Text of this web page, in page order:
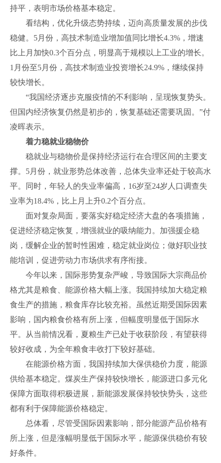
持平，表明市场价格基本稳定。
看结构，优化升级态势持续，迈向高质量发展的步伐
稳健。5月份，高技术制造业增加值同比增长4.3%，增速
比上月加快0.3个百分点，明显高于规模以上工业的增长。
1月份至5月份，高技术制造业投资增长24.9%，继续保持
较快增长。
“我国经济逐步克服疫情的不利影响，呈现恢复势头。
但国内经济恢复仍然是初步的，恢复基础还需要巩固。”付
凌晖表示。
着力稳就业稳物价
稳就业与稳物价是保持经济运行在合理区间的主要支
撑。5月份，就业形势总体改善，总体失业率还处于较高水
平。同时，年轻人的失业率偏高，16岁至24岁人口调查失
业率为18.4%，比上月上升0.2个百分点。
面对复杂局面，要落实好稳定经济大盘的各项措施，
促进经济稳定恢复，增强就业的吸纳能力。加强援企稳
岗，缓解企业的暂时性困难，稳定就业岗位；做好职业技
能培训，促进劳动力市场供求有序衔接。
今年以来，国际形势复杂严峻，导致国际大宗商品价
格尤其是粮食、能源价格大幅上涨。我国持续加大稳定粮
食生产的措施，粮食库存比较充裕。虽然近期受国际因素
影响，国内粮食价格有所上涨，但幅度明显低于国际水
平。从当前情况看，夏粮生产已处于收获阶段，有望获得
较好收成，为全年粮食丰收打下较好基础。
在能源价格方面，我国持续加大保供稳价力度，能源
供给基本稳定。煤炭生产保持较快增长，能源进口多元化
保障方面取得积极进展，新能源发展保持较快势头，这些
都有利于保障能源价格稳定。
总体看，尽管受国际因素影响，部分能源产品价格有
所上涨，但是涨幅明显低于国际水平，能源保供稳价有较
好条件。